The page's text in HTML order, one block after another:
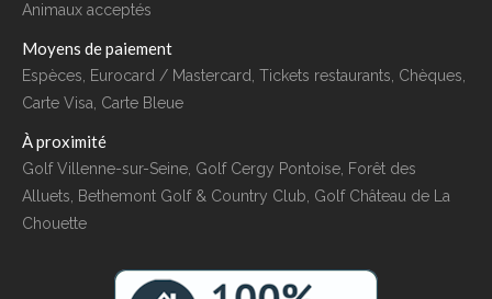
Animaux acceptés
Moyens de paiement
Espèces, Eurocard / Mastercard, Tickets restaurants, Chèques,
Carte Visa, Carte Bleue
À proximité
Golf Villenne-sur-Seine, Golf Cergy Pontoise, Forêt des
Alluets, Bethemont Golf & Country Club, Golf Château de La
Chouette